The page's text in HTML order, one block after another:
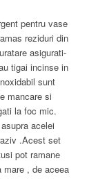
pentru vase
reziduri din
asigurati-
tigai incinse in
sunt
mancare si
la foc mic.
acelei
.Acest set
pot ramane
mare , de aceea